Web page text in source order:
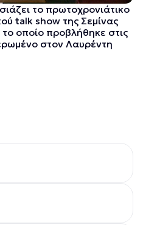
το πρωτοχρονιάτικο
talk show της Σεμίνας
το οποίο προβλήθηκε στις
στον Λαυρέντη